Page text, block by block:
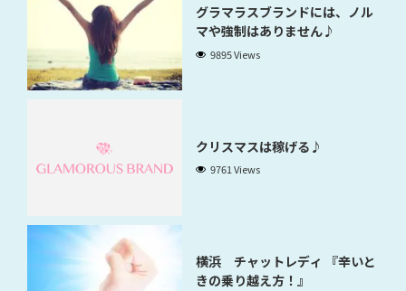
グラマラスブランドには、ノル
マや強制はありません♪
9895 Views
クリスマスは稼げる♪
9761 Views
横浜 チャットレディ 『辛いと
きの乗り越え方！』